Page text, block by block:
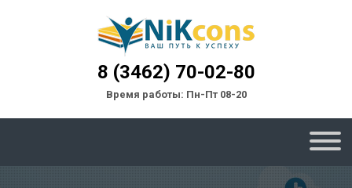
8 (3462) 70-02-80
Время работы: Пн-Пт 08-20